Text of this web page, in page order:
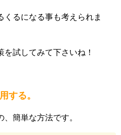
くるになる事も考えられま
試してみて下さいね！
する。
簡単な方法です。